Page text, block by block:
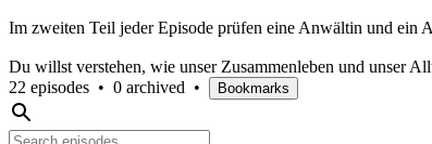
Im zweiten Teil jeder Episode prüfen eine Anwältin und
Du willst verstehen, wie unser Zusammenleben und unser
22 episodes • 0 archived • Bookmarks